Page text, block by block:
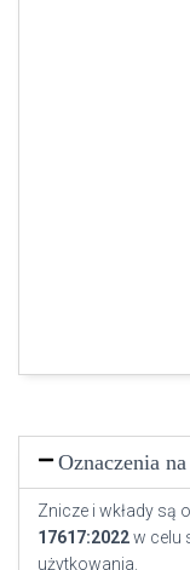
Oznaczenia
Znicze i wkłady są
17617:2022w celu
użytkowania.